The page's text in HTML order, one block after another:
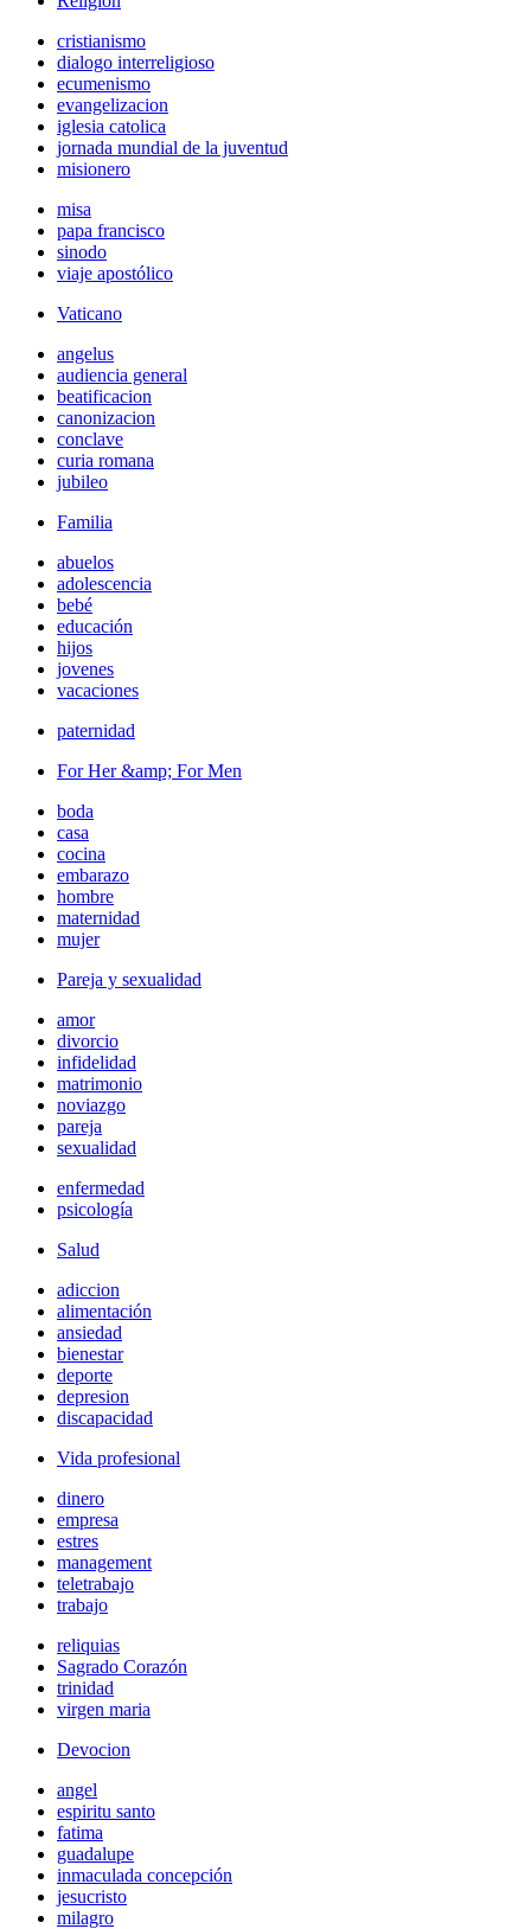
cristianismo
dialogo interreligioso
ecumenismo
evangelizacion
iglesia catolica
jornada mundial de la juventud
misionero
misa
papa francisco
sinodo
viaje apostólico
Vaticano
angelus
audiencia general
beatificacion
canonizacion
conclave
curia romana
jubileo
Familia
abuelos
adolescencia
bebé
educación
hijos
jovenes
vacaciones
paternidad
For Her &amp; For Men
boda
casa
cocina
embarazo
hombre
maternidad
mujer
Pareja y sexualidad
amor
divorcio
infidelidad
matrimonio
noviazgo
pareja
sexualidad
enfermedad
psicología
Salud
adiccion
alimentación
ansiedad
bienestar
deporte
depresion
discapacidad
Vida profesional
dinero
empresa
estres
management
teletrabajo
trabajo
reliquias
Sagrado Corazón
trinidad
virgen maria
Devocion
angel
espiritu santo
fatima
guadalupe
inmaculada concepción
jesucristo
milagro